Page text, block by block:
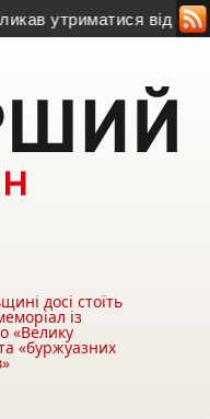
від купівлі
досі стоїть
із
«Велику
«буржуазних